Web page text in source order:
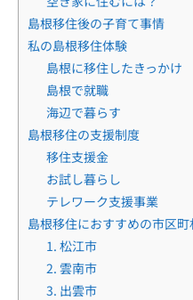
島根移住後の子育て事情
私の島根移住体験
島根に移住したきっかけ
島根で就職
海辺で暮らす
島根移住の支援制度
移住支援金
お試し暮らし
テレワーク支援事業
島根移住におすすめの市区
1. 松江市
2. 雲南市
3. 出雲市